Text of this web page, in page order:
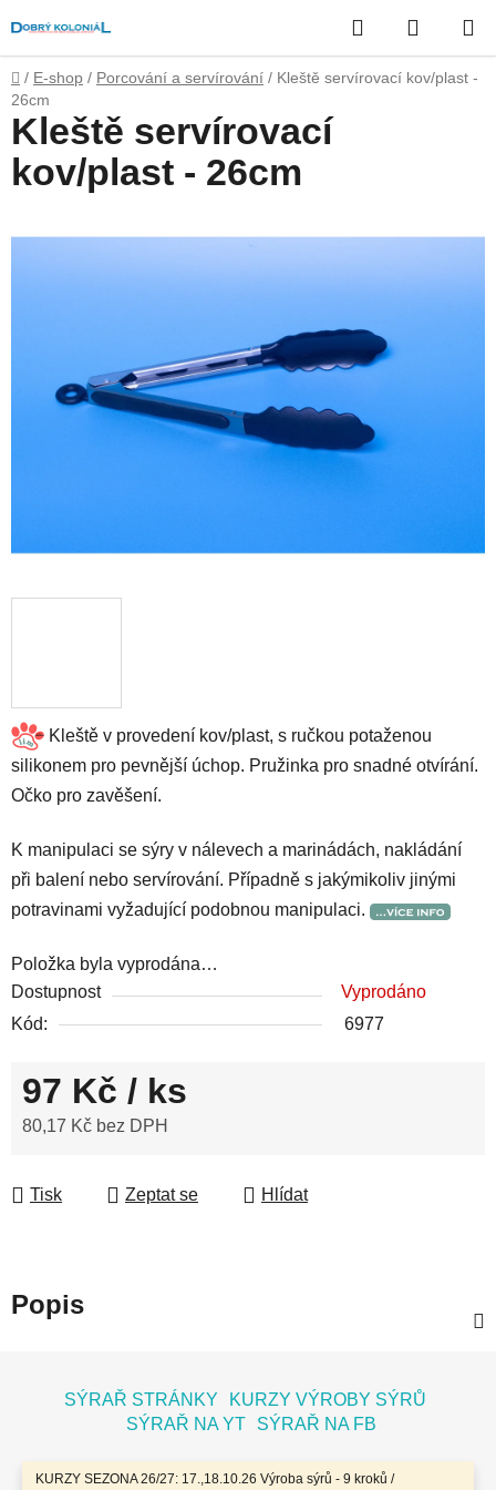
na
obsah
KURZY SEZONA 26/27: 17.,18.10.26 Výroba sýrů - 9 kroků /
Hledat
KOŠÍK
Domů
/ E-shop / Porcování a servírování / Kleště servírovací kov/plast -
26cm
Kleště v provedení kov/plast, s ručkou potaženou
silikonem pro pevnější úchop. Pružinka pro snadné otvírání.
Očko pro zavěšení.
K manipulaci se sýry v nálevech a marinádách, nakládání
při balení nebo servírování. Případně s jakýmikoliv jinými
potravinami vyžadující podobnou manipulaci.
Položka byla vyprodána…
Dostupnost
Vyprodáno
Kód:
6977
97 Kč / ks
80,17 Kč bez DPH
Tisk
Zeptat se Hlídat
Kleště servírovací
kov/plast - 26cm
Popis
SÝRAŘ STRÁNKY
KURZY VÝROBY SÝRŮ
SÝRAŘ NA YT
SÝRAŘ NA FB